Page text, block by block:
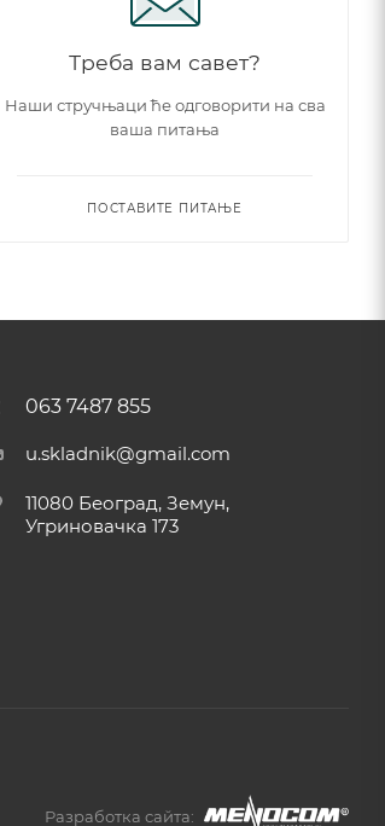
Треба вам савет?
Наши стручњаци ће одговорити на сва
ваша питања
ПОСТАВИТЕ ПИТАЊЕ
063 7487 855
u.skladnik@gmail.com
11080 Београд, Земун,
Угриновачка 173
Разработка сайта: